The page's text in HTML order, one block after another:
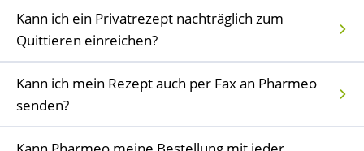
Kann ich ein Privatrezept nachträglich zum
Quittieren einreichen?
Kann ich mein Rezept auch per Fax an Pharmeo
senden?